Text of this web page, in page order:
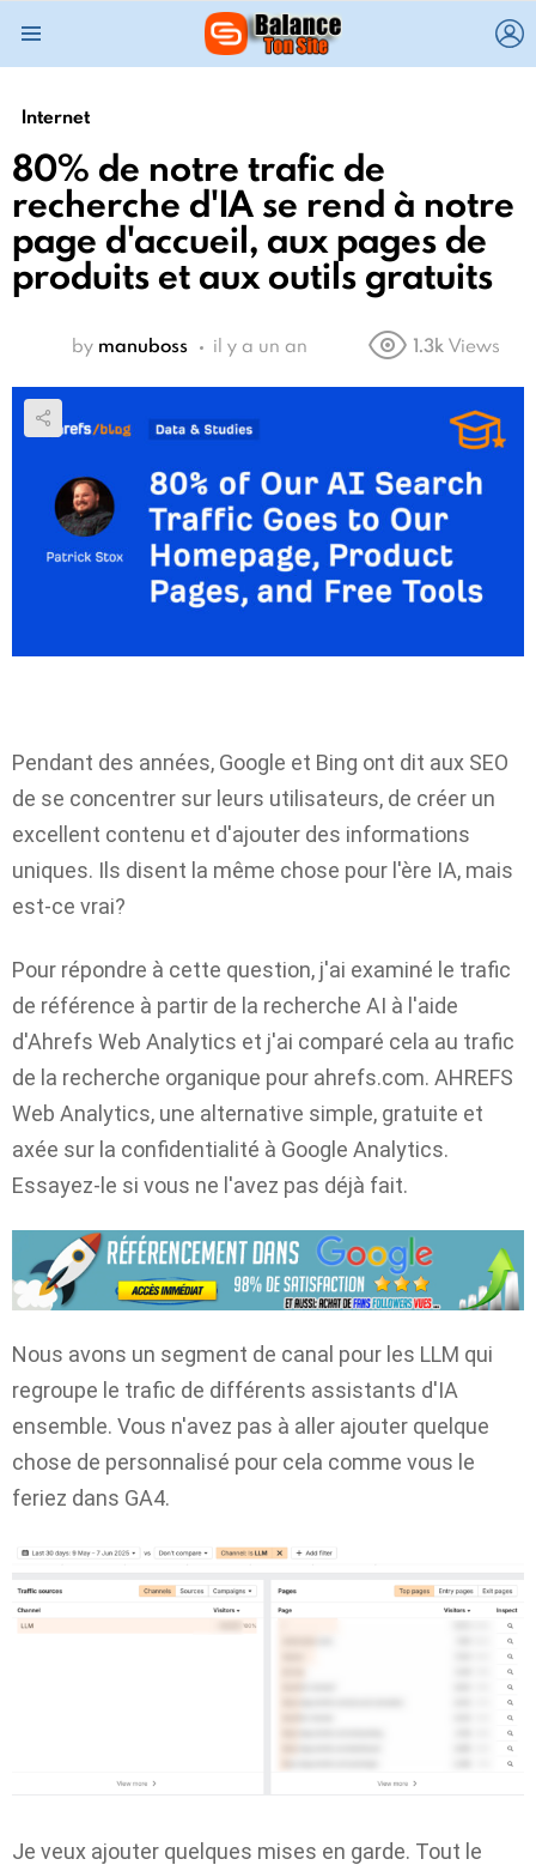
Internet
80% de notre trafic de
recherche d'IA se rend à notre
page d'accueil, aux pages de
produits et aux outils gratuits
by manuboss il y a un an 1.3k Views
Pendant des années, Google et Bing ont dit aux SEO
de se concentrer sur leurs utilisateurs, de créer un
excellent contenu et d'ajouter des informations
uniques. Ils disent la même chose pour l'ère IA, mais
est-ce vrai?
Pour répondre à cette question, j'ai examiné le trafic
de référence à partir de la recherche AI ​​à l'aide
d'Ahrefs Web Analytics et j'ai comparé cela au trafic
de la recherche organique pour ahrefs.com. AHREFS
Web Analytics, une alternative simple, gratuite et
axée sur la confidentialité à Google Analytics.
Essayez-le si vous ne l'avez pas déjà fait.
Nous avons un segment de canal pour les LLM qui
regroupe le trafic de différents assistants d'IA
ensemble. Vous n'avez pas à aller ajouter quelque
chose de personnalisé pour cela comme vous le
feriez dans GA4.
Je veux ajouter quelques mises en garde. Tout le